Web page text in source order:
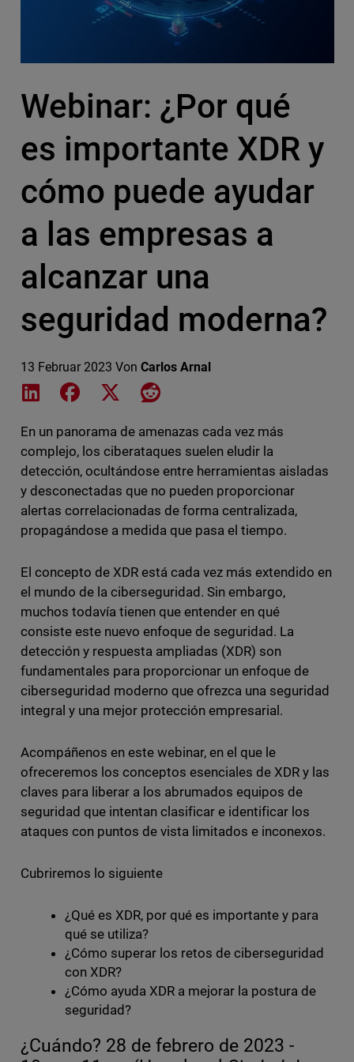
Webinar: ¿Por qué
es importante XDR y
cómo puede ayudar
a las empresas a
alcanzar una
seguridad moderna?
13 Februar 2023 Von Carlos Arnal
Share on LinkedIn
Share on Facebook
Share on XShare on Reddit
En un panorama de amenazas cada vez más
complejo, los ciberataques suelen eludir la
detección, ocultándose entre herramientas aisladas
y desconectadas que no pueden proporcionar
alertas correlacionadas de forma centralizada,
propagándose a medida que pasa el tiempo.
El concepto de XDR está cada vez más extendido en
el mundo de la ciberseguridad. Sin embargo,
muchos todavía tienen que entender en qué
consiste este nuevo enfoque de seguridad. La
detección y respuesta ampliadas (XDR) son
fundamentales para proporcionar un enfoque de
ciberseguridad moderno que ofrezca una seguridad
integral y una mejor protección empresarial.
Acompáñenos en este webinar, en el que le
ofreceremos los conceptos esenciales de XDR y las
claves para liberar a los abrumados equipos de
seguridad que intentan clasificar e identificar los
ataques con puntos de vista limitados e inconexos.
Cubriremos lo siguiente
¿Qué es XDR, por qué es importante y para
qué se utiliza?
¿Cómo superar los retos de ciberseguridad
con XDR?
¿Cómo ayuda XDR a mejorar la postura de
seguridad?
¿Cuándo? 28 de febrero de 2023 -